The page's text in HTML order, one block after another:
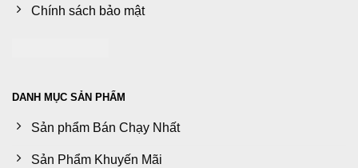
Chính sách bảo mật
DANH MỤC SẢN PHẨM
Sản phẩm Bán Chạy Nhất
Sản Phẩm Khuyến Mãi